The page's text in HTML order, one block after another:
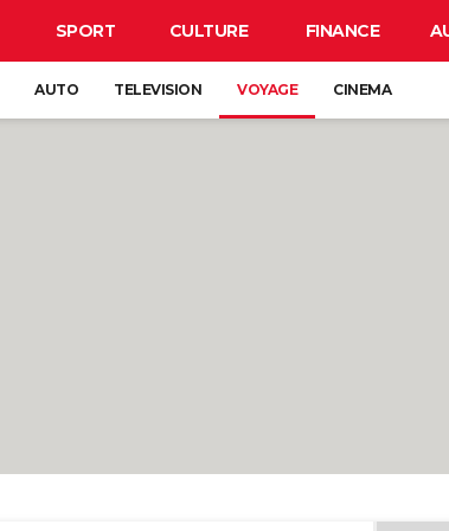
SPORT CULTURE FINANCE
AUTO TELEVISION VOYAGE CINEMA